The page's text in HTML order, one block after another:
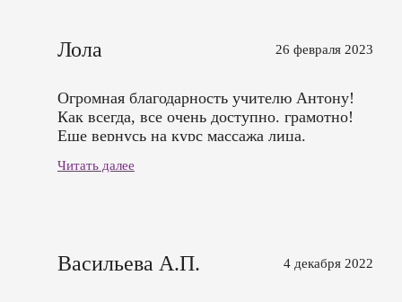
Лола 26 февраля 2023
Огромная благодарность учителю Антону!
Как всегда, все очень доступно. грамотно!
Еще вернусь на курс массажа лица.
Читать далее
Васильева А.П. 4 декабря 2022